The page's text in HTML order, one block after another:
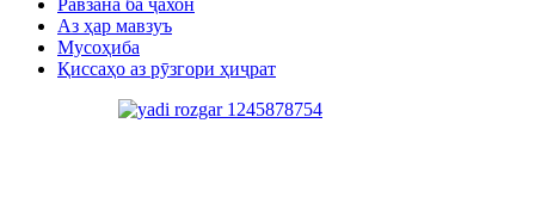
Равзана ба ҷахон
Аз ҳар мавзуъ
Мусоҳиба
Қиссаҳо аз рӯзгори ҳиҷрат